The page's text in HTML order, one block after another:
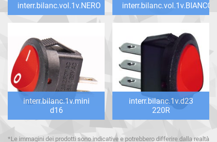
interr.bilanc.vol.1v.NERO interr.bilanc.vol.1v.BIANCO
interr.bilanc.1v.mini
d16
interr.bilanc.1v.d23
220R
*Le immagini dei prodotti sono indicative e potrebbero differire dalla realtà